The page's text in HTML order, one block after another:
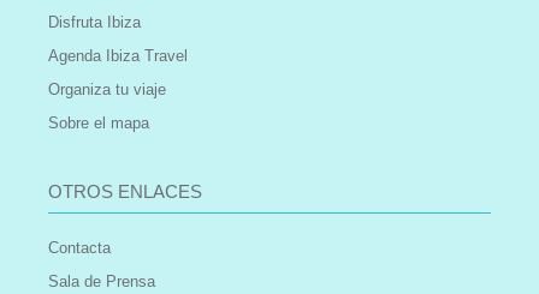
Disfruta Ibiza
Agenda Ibiza Travel
Organiza tu viaje
Sobre el mapa
OTROS ENLACES
Contacta
Sala de Prensa